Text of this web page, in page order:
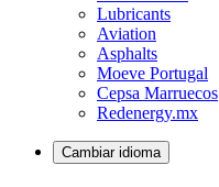
Lubricants
Aviation
Asphalts
Moeve Portugal
Cepsa Marruecos
Redenergy.mx
Cambiar idioma